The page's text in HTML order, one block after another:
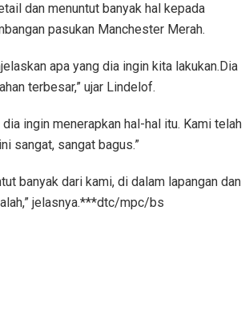
dan menuntut banyak hal kepada
pasukan Manchester Merah.
apa yang dia ingin kita lakukan.Dia
terbesar,” ujar Lindelof.
ingin menerapkan hal-hal itu. Kami telah
sangat, sangat bagus.”
banyak dari kami, di dalam lapangan dan
jelasnya.***dtc/mpc/bs